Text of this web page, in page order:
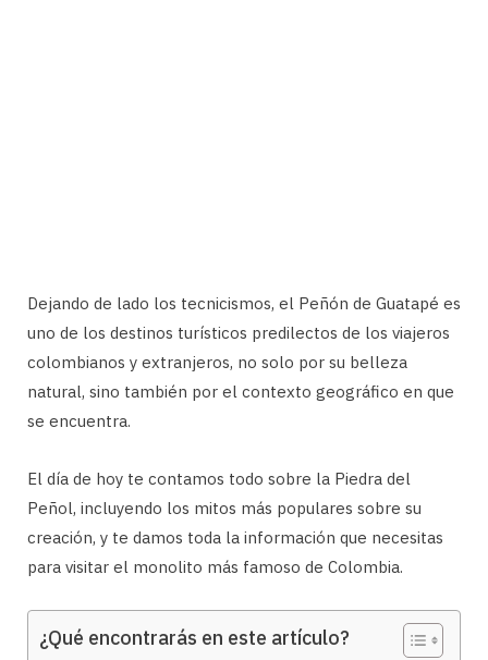
Dejando de lado los tecnicismos, el Peñón de Guatapé es
uno de los destinos turísticos predilectos de los viajeros
colombianos y extranjeros, no solo por su belleza
natural, sino también por el contexto geográfico en que
se encuentra.
El día de hoy te contamos todo sobre la Piedra del
Peñol, incluyendo los mitos más populares sobre su
creación, y te damos toda la información que necesitas
para visitar el monolito más famoso de Colombia.
¿Qué encontrarás en este artículo?